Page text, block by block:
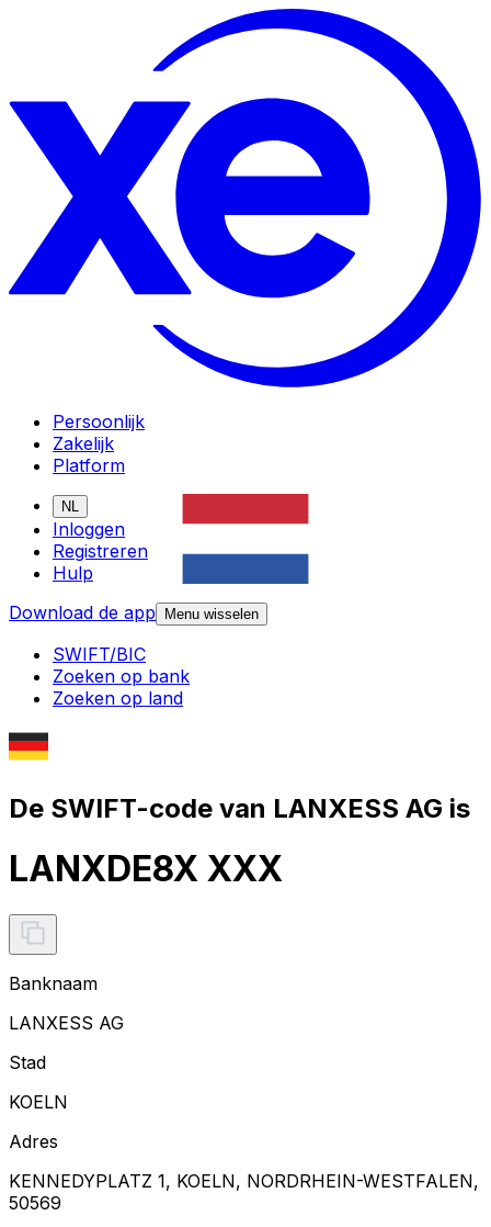
Persoonlijk
Zakelijk
Platform
NL
Inloggen
Registreren
Hulp
Download de app
Menu wisselen
SWIFT/BIC
Zoeken op bank
Zoeken op land
De SWIFT-code van LANXESS AG is
LANXDE8X XXX
Banknaam
LANXESS AG
Stad
KOELN
Adres
KENNEDYPLATZ 1, KOELN, NORDRHEIN-WESTFALEN,
50569